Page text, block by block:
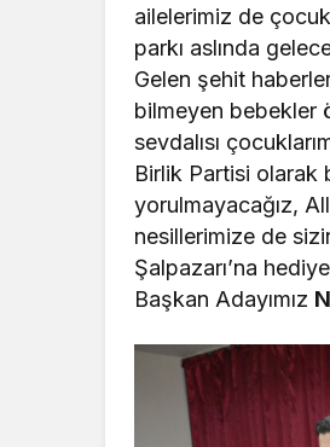
ailelerimiz de
parkı aslında
Gelen şehit
bilmeyen bebekler
sevdalısı
Birlik Partisi olarak
yorulmayacağız,
nesillerimize de
Şalpazarı’na
Başkan Adayımız